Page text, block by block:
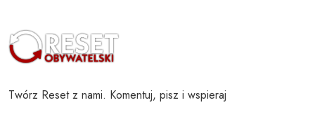
Twórz Reset z nami. Komentuj, pisz i wspieraj